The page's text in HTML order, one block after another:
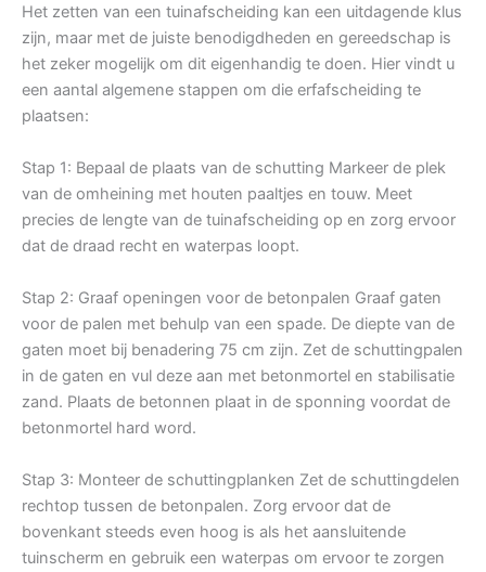
Het zetten van een tuinafscheiding kan een uitdagende klus
zijn, maar met de juiste benodigdheden en gereedschap is
het zeker mogelijk om dit eigenhandig te doen. Hier vindt u
een aantal algemene stappen om die erfafscheiding te
plaatsen:
Stap 1: Bepaal de plaats van de schutting Markeer de plek
van de omheining met houten paaltjes en touw. Meet
precies de lengte van de tuinafscheiding op en zorg ervoor
dat de draad recht en waterpas loopt.
Stap 2: Graaf openingen voor de betonpalen Graaf gaten
voor de palen met behulp van een spade. De diepte van de
gaten moet bij benadering 75 cm zijn. Zet de schuttingpalen
in de gaten en vul deze aan met betonmortel en stabilisatie
zand. Plaats de betonnen plaat in de sponning voordat de
betonmortel hard word.
Stap 3: Monteer de schuttingplanken Zet de schuttingdelen
rechtop tussen de betonpalen. Zorg ervoor dat de
bovenkant steeds even hoog is als het aansluitende
tuinscherm en gebruik een waterpas om ervoor te zorgen